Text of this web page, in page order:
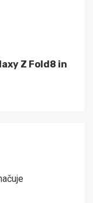
Z Fold8 in